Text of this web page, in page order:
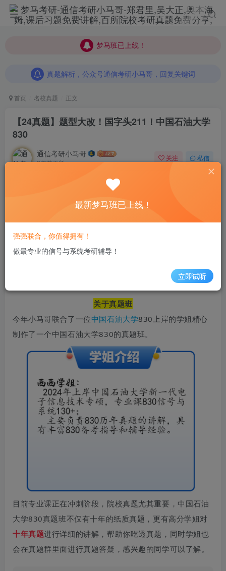
梦马班已上线！
梦马班已上线！
梦马班已上线！
真题解析，公众号通信考研小马哥，回复关键词
真题解析，公众号通信考研小马哥，回复关键词
首页 名校真题 正文
【24真题】题型大改！国字头211！ 中国石油大学
830
通信考研小马哥
2年前更新
关注 私信
现在报名加送纸质公式宝典+绝杀32专题+强
【26梦马复试班待上线】​敬请期待！
11.9W+
关于真题班
今年小马哥联合了一位中国石油大学830 上岸的学姐精心
制作了一个中国石油大学830的真题班。
目前专业课正在冲刺阶段，院校真题尤其重要， 中国石油
大学830真题班不仅有十年的纸质真题，更有高分学姐对
十年真题进行详细的讲解，帮助你吃透真题，同时学姐也
会在真题群里面进行真题答疑， 感兴趣的同学可以了解。
最新梦马班已上线！
强强联合，你值得拥有！
做最专业的信号与系统考研辅导！
立即试听